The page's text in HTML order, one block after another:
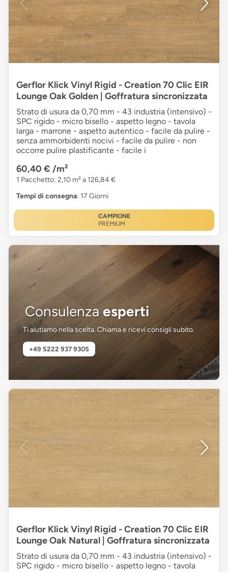
Gerflor Klick Vinyl Rigid - Creation 70 Clic EIR
Lounge Oak Golden | Goffratura sincronizzata
Strato di usura da 0,70 mm - 43 industria (intensivo) -
SPC rigido - micro bisello - aspetto legno - tavola
larga - marrone - aspetto autentico - facile da pulire -
senza ammorbidenti nocivi - facile da pulire - non
occorre pulire plastificante - facile i
60,40 € /m²
1 Pacchetto: 2,10 m² a 126,84 €
Tempi di consegna: 17 Giorni
CAMPIONE
PREMIUM
Consulenza esperti
Ti aiutiamo nella scelta. Chiama e ricevi consigli subito.
+49 5222 937 9305
Gerflor Klick Vinyl Rigid - Creation 70 Clic EIR
Lounge Oak Natural | Goffratura sincronizzata
Strato di usura da 0,70 mm - 43 industria (intensivo) -
SPC rigido - micro bisello - aspetto legno - tavola